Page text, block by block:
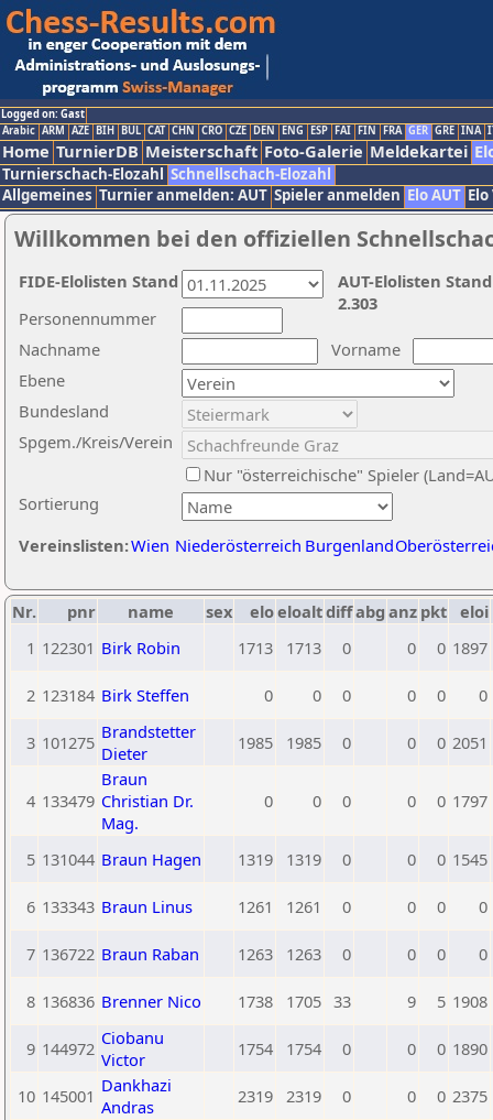
Logged on: Gast
Arabic ARM AZE BIH BUL CAT CHN CRO CZE DEN ENG ESP FAI FIN FRA GER GRE INA
Home TurnierDB Meisterschaft Foto-Galerie Meldekartei
Turnierschach-Elozahl Schnellschach-Elozahl
Allgemeines Turnier anmelden: AUT Spieler anmelden Elo AUT
Willkommen bei den offiziellen
Nachname
Vorname
Ebene
Sortierung
Personennummer
Bundesland
Spgem./Kreis/Verein
Nur "österreichische" Spieler
Vereinslisten:Wien Niederösterreich Burgenland
AUT-Elolisten
2.303
FIDE-Elolisten Stand
Nr. pnr name sex eloeloaltdiffabg anz pkt eloi
1 122301 Birk Robin 1713 1713 0 0 0 1897
2 123184 Birk Steffen 0 0 0 0 0 0
3 101275 Brandstetter
Dieter
1985 1985 0 0 0 2051
4 133479
Braun
Christian Dr.
Mag.
0 0 0 0 0 1797
5 131044 Braun Hagen 1319 1319 0 0 0 1545
6 133343 Braun Linus 1261 1261 0 0 0 0
7 136722 Braun Raban 1263 1263 0 0 0 0
8 136836 Brenner Nico 1738 1705 33 9 5 1908
9 144972 Ciobanu
Victor
1754 1754 0 0 0 1890
10 145001 Dankhazi
Andras
2319 2319 0 0 0 2375